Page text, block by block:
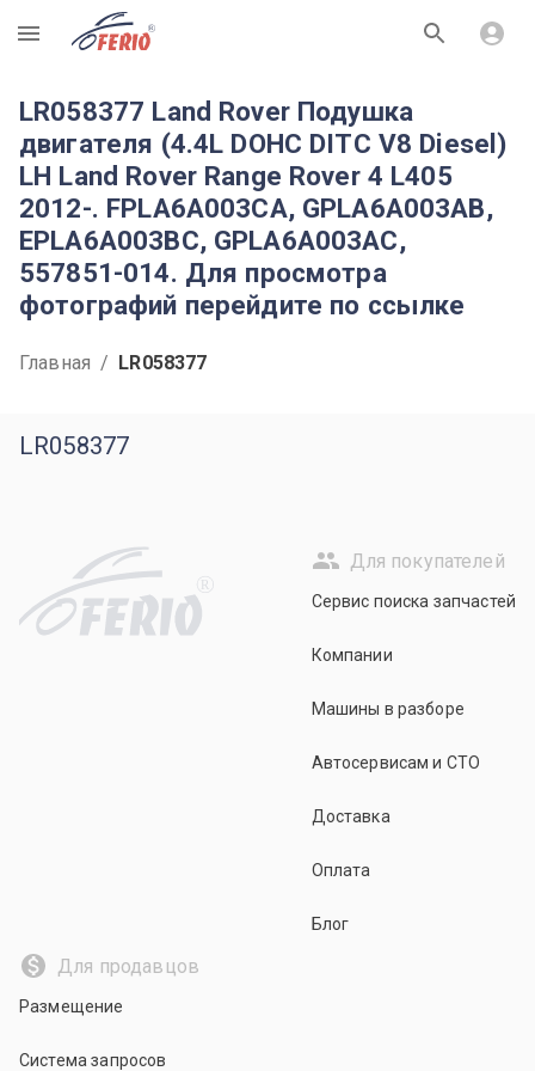
R
LR058377 Land Rover Подушка
двигателя (4.4L DOHC DITC V8 Diesel)
LH Land Rover Range Rover 4 L405
2012-. FPLA6A003CA, GPLA6A003AB,
EPLA6A003BC, GPLA6A003AC,
557851-014. Для просмотра
фотографий перейдите по ссылке
Главная / LR058377
LR058377
R
Для покупателей
Сервис поиска запчастей
Компании
Машины в разборе
Автосервисам и СТО
Доставка
Оплата
Блог
Для продавцов
Размещение
Система запросов